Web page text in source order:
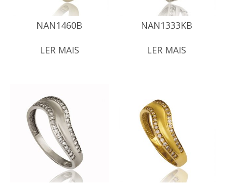
NAN1460B
LER MAIS
NAN1333KB
LER MAIS